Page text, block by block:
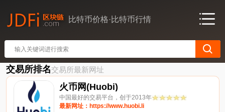
比特币价格·比特币行情
交易所排名交易所最新网址
火币网(Huobi)
中国最好的交易平台，创于2013年
最新网址：https://www.huobi.li